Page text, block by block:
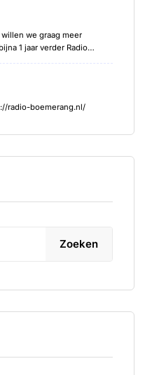
we graag meer
1 jaar verder Radio…
radio-boemerang.nl/
Zoeken